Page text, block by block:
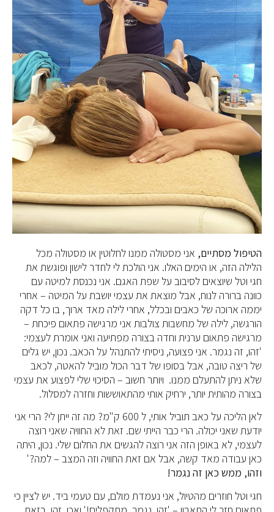
הטיפול מסתיים, אני מסטולה ממנו לחלוטין או מסטולה מכל
הלילה הזה, או הימים האלו. אני הולכת לי לחדר לישון ופוגשת את
חגי וטל שיוצאים לסיבוב על שפת האגם. אני נכנסת למיטה עם
כוונה ברורה לנוח, אבל מוצאת את עצמי יושבת על המיטה – אחרי
יממה ארוכה של כאבים ובכלל, אחרי לילה מאד ארוך, בו כל דקה
הורגשה, לילה של מחשבות צולבות אני מרגישה פתאום פיכחת –
מרגישה פתאום ערנית וחדה בצורה מפתיעה ואני אומרת לעצמי:
'זהו, זה נגמר. אני פצועה, ניסיתי להתנהל על הכאב. נכון, יש גלים
של ריצה טובה, אבל בסופו של דבר הכול מוביל להאטה, לכאב
שלא ניתן להתעלם ממנו. ויותר חשוב – הסיכוי שלי לפצוע את עצמי
בצורה מהותית יותר, ירחיק אותי מהתאוששות וחזרה למסלול.
לאן הליכה על כאב תוביל אותי, ל 600 ק"מ? מה זה ייתן לי? הרי אני
יודעת שאני יכולה. הרי כבר הייתי שם. זאת לא החוויה שאני רוצה
לעצמי, לא באופן הזה אני רוצה להגשים את החלום שלי. נכון, היתה
כאן עבודה מאד קשה, אבל אם זאת החוויה וזה המצב – למה?'
וזהו, ממש כאן זה נגמר!
חגי וטל חוזרים מהטיול, אני נעמדת מולם, עם טעמי ביד. יש לציין כי